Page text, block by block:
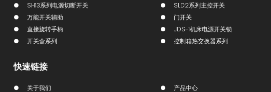
SH13系列电源切断开关
SLD2系列主控开关
万能开关辅助
门开关
直接旋转手柄
JDS-1机床电源开关锁
开关盒系列
控制箱热交换器系列
快速链接
关于我们 产品中心